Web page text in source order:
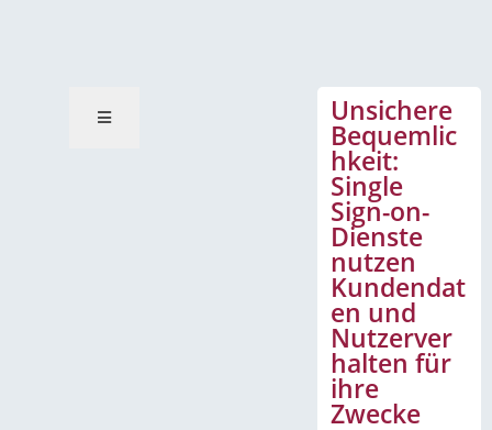
Unsichere
Bequemlic
hkeit:
Single
Sign-on-
Dienste
nutzen
Kundendat
en und
Nutzerver
halten für
ihre
Zwecke